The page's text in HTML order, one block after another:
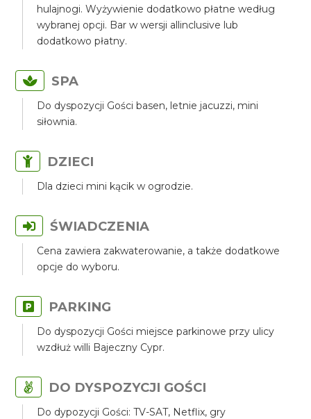
hulajnogi. Wyżywienie dodatkowo płatne według
wybranej opcji. Bar w wersji allinclusive lub
dodatkowo płatny.
SPA
Do dyspozycji Gości basen, letnie jacuzzi, mini
siłownia.
DZIECI
Dla dzieci mini kącik w ogrodzie.
ŚWIADCZENIA
Cena zawiera zakwaterowanie, a także dodatkowe
opcje do wyboru.
PARKING
Do dyspozycji Gości miejsce parkinowe przy ulicy
wzdłuż willi Bajeczny Cypr.
DO DYSPOZYCJI GOŚCI
Do dypozycji Gości: TV-SAT, Netflix, gry